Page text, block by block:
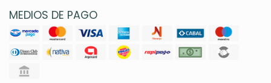
MEDIOS DE PAGO